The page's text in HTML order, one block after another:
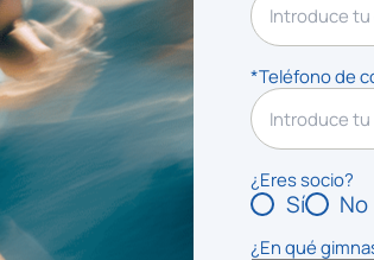
*Teléfono de
¿Eres socio?
Sí No
¿En qué